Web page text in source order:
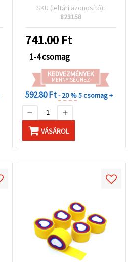
SKU (leltári azonosító):
823158
741.00 Ft
1-4 csomag
KEDVEZMÉNYEK
MENNYISÉGHEZ
592.80 Ft- 20 %5 csomag +
VÁSÁROL